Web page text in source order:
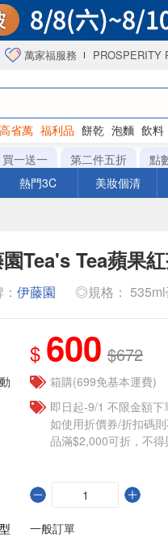
萬家福服務 PROSPERITY
省萬 福利品 餅乾 泡麵 飲料
買一送一 第二件五折 點
熱門3C 美妝個清
Tea's Tea蘋果
伊藤園 ◎規格： 535ml
$ 600 $672
箱購(699免基本運費)
即日起-9/1 不限金額
如使用折價券/折扣碼
品滿$2,000可折，不
一般訂單